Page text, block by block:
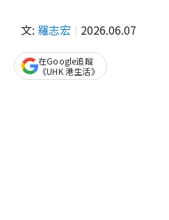
文: 羅志宏 2026.06.07
在Google追蹤
《UHK 港生活》